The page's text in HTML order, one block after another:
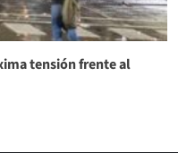
tensión frente al